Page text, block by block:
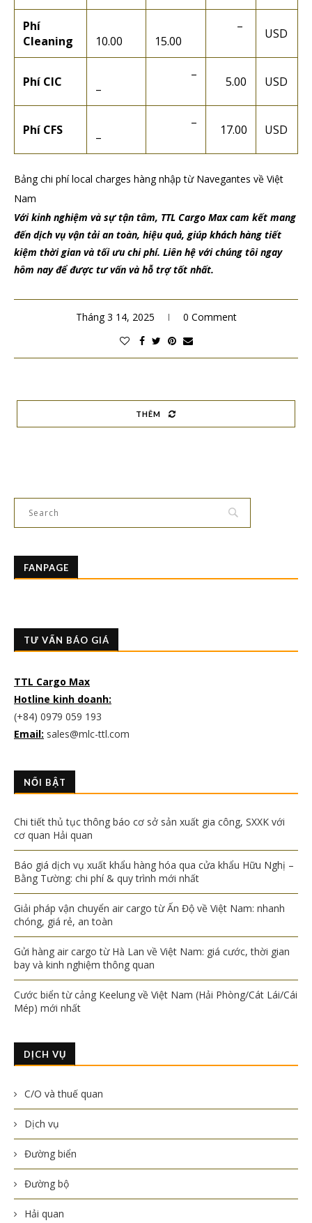
Phí
Cleaning
10.00 15.00
– USD
Phí CIC –
– 5.00 USD
Phí CFS –
– 17.00 USD
Bảng chi phí local charges hàng nhập từ Navegantes về Việt
Nam
Với kinh nghiệm và sự tận tâm, TTL Cargo Max cam kết mang
đến dịch vụ vận tải an toàn, hiệu quả, giúp khách hàng tiết
kiệm thời gian và tối ưu chi phí. Liên hệ với chúng tôi ngay
hôm nay để được tư vấn và hỗ trợ tốt nhất.
Tháng 3 14, 2025 0 Comment
THÊM
FANPAGE
TƯ VẤN BÁO GIÁ
TTL Cargo Max
Hotline kinh doanh:
(+84) 0979 059 193
Email: sales@mlc-ttl.com
NỔI BẬT
Chi tiết thủ tục thông báo cơ sở sản xuất gia công, SXXK với
cơ quan Hải quan
Báo giá dịch vụ xuất khẩu hàng hóa qua cửa khẩu Hữu Nghị –
Bằng Tường: chi phí & quy trình mới nhất
Giải pháp vận chuyển air cargo từ Ấn Độ về Việt Nam: nhanh
chóng, giá rẻ, an toàn
Gửi hàng air cargo từ Hà Lan về Việt Nam: giá cước, thời gian
bay và kinh nghiệm thông quan
Cước biển từ cảng Keelung về Việt Nam (Hải Phòng/Cát Lái/Cái
Mép) mới nhất
DỊCH VỤ
C/O và thuế quan
Dịch vụ
Đường biển
Đường bộ
Hải quan